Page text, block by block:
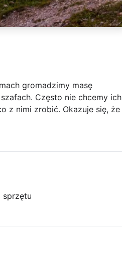
gromadzimy masę
Często nie chcemy ich
z nimi zrobić. Okazuje się, że